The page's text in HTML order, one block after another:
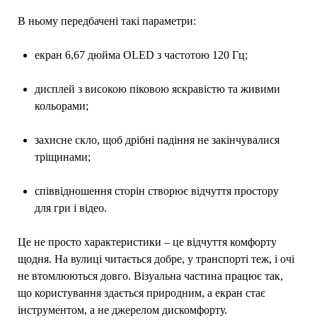
В ньому передбачені такі параметри:
екран 6,67 дюйма OLED з частотою 120 Гц;
дисплей з високою піковою яскравістю та живими
кольорами;
захисне скло, щоб дрібні падіння не закінчувалися
тріщинами;
співвідношення сторін створює відчуття простору
для гри і відео.
Це не просто характеристики – це відчуття комфорту
щодня. На вулиці читається добре, у транспорті теж, і очі
не втомлюються довго. Візуальна частина працює так,
що користування здається природним, а екран стає
інструментом, а не джерелом дискомфорту.